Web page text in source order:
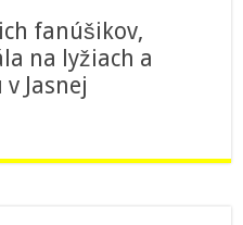
fanúšikov,
na lyžiach a
Jasnej